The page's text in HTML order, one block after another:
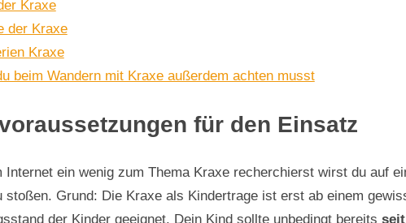
Kraxe
der Kraxe
Kraxe
beim Wandern mit Kraxe außerdem achten musst
für den Einsatz
Internet ein wenig zum Thema Kraxe recherchierst wirst du auf
stoßen. Grund: Die Kraxe als Kindertrage ist erst ab einem
der Kinder geeignet. Dein Kind sollte unbedingt bereits